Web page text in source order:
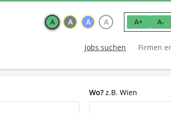
A A A A A+ A-
Jobs suchen Firmen
Wo? z.B. Wien